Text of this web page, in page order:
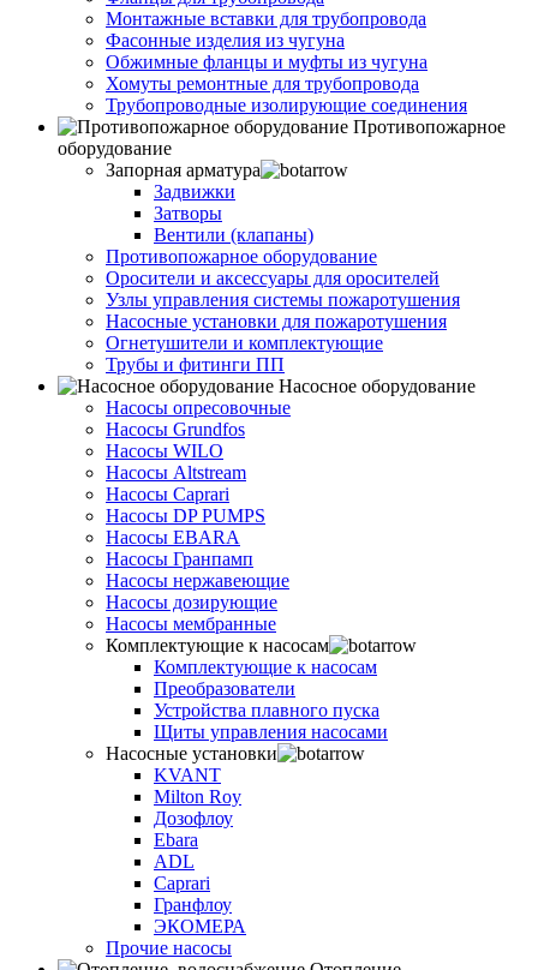
Монтажные вставки для трубопровода
Фасонные изделия из чугуна
Обжимные фланцы и муфты из чугуна
Хомуты ремонтные для трубопровода
Трубопроводные изолирующие соединения
Противопожарное
оборудование
Запорная арматура
Задвижки
Затворы
Вентили (клапаны)
Противопожарное оборудование
Оросители и аксессуары для оросителей
Узлы управления системы пожаротушения
Насосные установки для пожаротушения
Огнетушители и комплектующие
Трубы и фитинги ПП
Насосное оборудование
Насосы опресовочные
Насосы Grundfos
Насосы WILO
Насосы Altstream
Насосы Caprari
Насосы DP PUMPS
Насосы EBARA
Насосы Гранпамп
Насосы нержавеющие
Насосы дозирующие
Насосы мембранные
Комплектующие к насосам
Комплектующие к насосам
Преобразователи
Устройства плавного пуска
Щиты управления насосами
Насосные установки
KVANT
Milton Roy
Дозофлоу
Ebara
ADL
Caprari
Гранфлоу
ЭКОМЕРА
Прочие насосы